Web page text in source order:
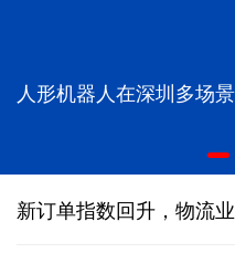
人形机器人在深圳多场景
新订单指数回升，物流